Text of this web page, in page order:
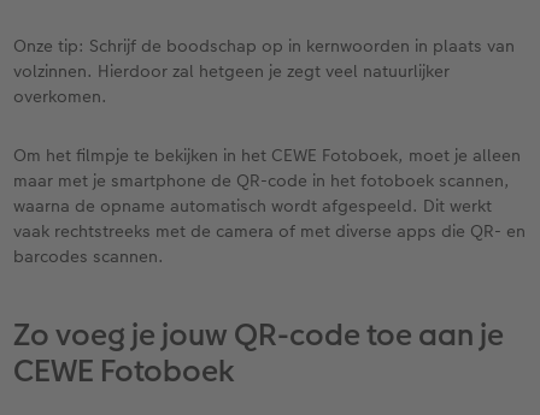
Onze tip: Schrijf de boodschap op in kernwoorden in plaats van
volzinnen. Hierdoor zal hetgeen je zegt veel natuurlijker
overkomen.
Om het filmpje te bekijken in het CEWE Fotoboek, moet je alleen
maar met je smartphone de QR-code in het fotoboek scannen,
waarna de opname automatisch wordt afgespeeld. Dit werkt
vaak rechtstreeks met de camera of met diverse apps die QR- en
barcodes scannen.
Zo voeg je jouw QR-code toe aan je
CEWE Fotoboek